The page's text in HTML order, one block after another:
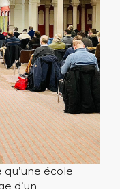
école
d’un